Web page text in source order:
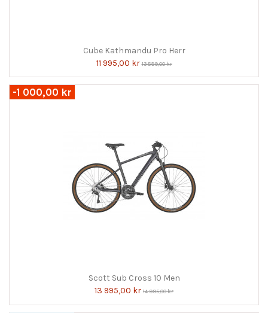
Cube Kathmandu Pro Herr
11 995,00 kr13 899,00 kr
-1 000,00 kr
Scott Sub Cross 10 Men
13 995,00 kr 14 995,00 kr